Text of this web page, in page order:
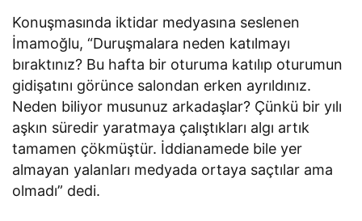
Konuşmasında iktidar medyasına seslenen
İmamoğlu, “Duruşmalara neden katılmayı
bıraktınız? Bu hafta bir oturuma katılıp oturumun
gidişatını görünce salondan erken ayrıldınız.
Neden biliyor musunuz arkadaşlar? Çünkü bir yılı
aşkın süredir yaratmaya çalıştıkları algı artık
tamamen çökmüştür. İddianamede bile yer
almayan yalanları medyada ortaya saçtılar ama
olmadı” dedi.